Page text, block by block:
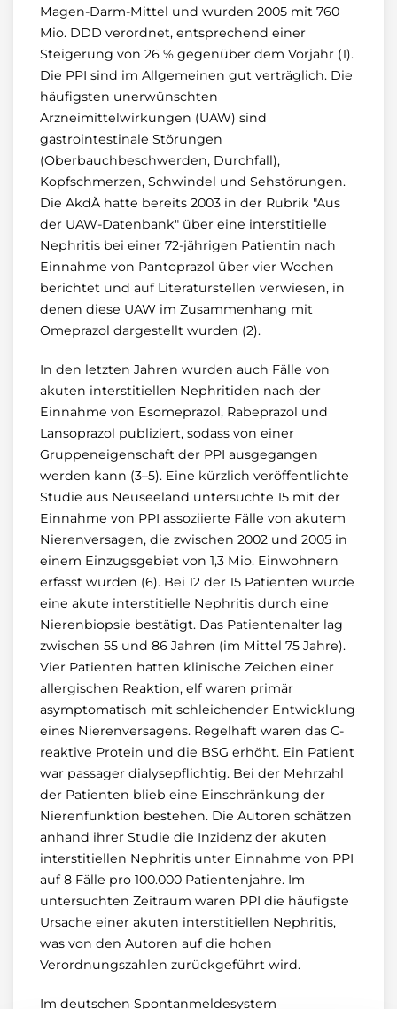
Magen-Darm-Mittel und wurden 2005 mit 760
Mio. DDD verordnet, entsprechend einer
Steigerung von 26 % gegenüber dem Vorjahr (1).
Die PPI sind im Allgemeinen gut verträglich. Die
häufigsten unerwünschten
Arzneimittelwirkungen (UAW) sind
gastrointestinale Störungen
(Oberbauchbeschwerden, Durchfall),
Kopfschmerzen, Schwindel und Sehstörungen.
Die AkdÄ hatte bereits 2003 in der Rubrik "Aus
der UAW-Datenbank" über eine interstitielle
Nephritis bei einer 72-jährigen Patientin nach
Einnahme von Pantoprazol über vier Wochen
berichtet und auf Literaturstellen verwiesen, in
denen diese UAW im Zusammenhang mit
Omeprazol dargestellt wurden (2).
In den letzten Jahren wurden auch Fälle von
akuten interstitiellen Nephritiden nach der
Einnahme von Esomeprazol, Rabeprazol und
Lansoprazol publiziert, sodass von einer
Gruppeneigenschaft der PPI ausgegangen
werden kann (3–5). Eine kürzlich veröffentlichte
Studie aus Neuseeland untersuchte 15 mit der
Einnahme von PPI assoziierte Fälle von akutem
Nierenversagen, die zwischen 2002 und 2005 in
einem Einzugsgebiet von 1,3 Mio. Einwohnern
erfasst wurden (6). Bei 12 der 15 Patienten wurde
eine akute interstitielle Nephritis durch eine
Nierenbiopsie bestätigt. Das Patientenalter lag
zwischen 55 und 86 Jahren (im Mittel 75 Jahre).
Vier Patienten hatten klinische Zeichen einer
allergischen Reaktion, elf waren primär
asymptomatisch mit schleichender Entwicklung
eines Nierenversagens. Regelhaft waren das C-
reaktive Protein und die BSG erhöht. Ein Patient
war passager dialysepflichtig. Bei der Mehrzahl
der Patienten blieb eine Einschränkung der
Nierenfunktion bestehen. Die Autoren schätzen
anhand ihrer Studie die Inzidenz der akuten
interstitiellen Nephritis unter Einnahme von PPI
auf 8 Fälle pro 100.000 Patientenjahre. Im
untersuchten Zeitraum waren PPI die häufigste
Ursache einer akuten interstitiellen Nephritis,
was von den Autoren auf die hohen
Verordnungszahlen zurückgeführt wird.
Im deutschen Spontanmeldesystem